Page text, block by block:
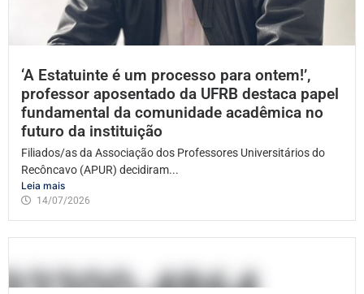
‘A Estatuinte é um processo para ontem!’,
professor aposentado da UFRB destaca papel
fundamental da comunidade acadêmica no
futuro da instituição
Filiados/as da Associação dos Professores Universitários do
Recôncavo (APUR) decidiram...
Leia mais
14/07/2026